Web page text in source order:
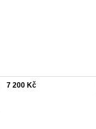
7 200 Kč